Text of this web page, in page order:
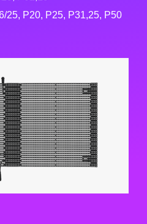
25, P20, P25, P31,25, P50